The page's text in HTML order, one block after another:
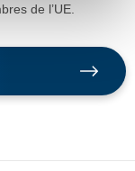
de l’UE.